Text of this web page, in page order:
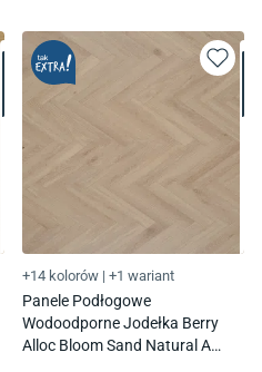
+14 kolorów | +1 wariant
Panele Podłogowe
Wodoodporne Jodełka Berry
Alloc Bloom Sand Natural A